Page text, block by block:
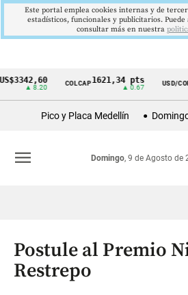
Cintillo
Colombia
COLCAP1621,34 pts USD/COP
▲
Pico y Placa Medellín
Domingo, 9 de Agosto de
menu
Postule al Premio
Restrepo
Este portal emplea cookies internas y de
estadísticos, funcionales y publicitarios. Puede
consultar más en nuestra